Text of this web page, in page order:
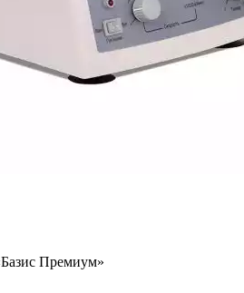
Премиум»